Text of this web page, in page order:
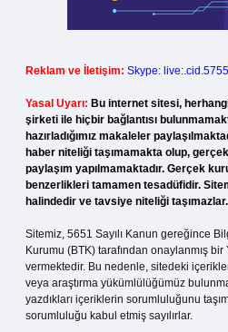
Reklam ve İletişim: Skype:
Yasal Uyarı: Bu internet sitesi,
şirketi ile hiçbir bağlantısı
hazırladığımız makaleler
haber niteliği taşımamakta olup,
paylaşım yapılmamaktadır. Gerçek
benzerlikleri tamamen tesadüfidir.
halindedir ve tavsiye niteliği taşımazlar.
Sitemiz, 5651 Sayılı Kanun gereğince
Kurumu (BTK) tarafından onaylanmış bir
vermektedir. Bu nedenle, sitedeki
veya araştırma yükümlülüğümüz
yazdıkları içeriklerin sorumluluğunu
sorumluluğu kabul etmiş sayılırlar.